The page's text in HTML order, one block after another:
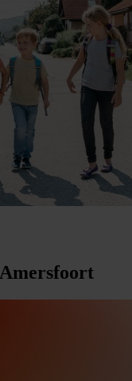
Amersfoort